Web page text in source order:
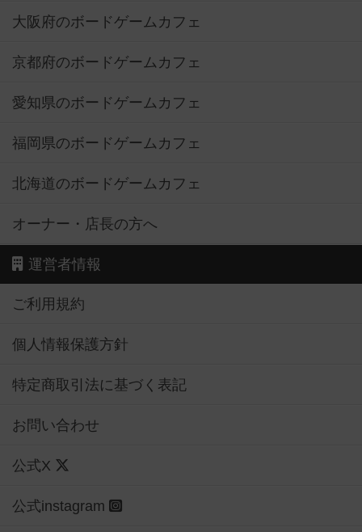
大阪府のボードゲームカフェ
京都府のボードゲームカフェ
愛知県のボードゲームカフェ
福岡県のボードゲームカフェ
北海道のボードゲームカフェ
オーナー・店長の方へ
運営者情報
ご利用規約
個人情報保護方針
特定商取引法に基づく表記
お問い合わせ
公式X
公式instagram